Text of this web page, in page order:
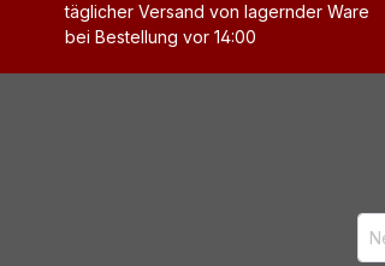
täglicher Versand von lagernder Ware
bei Bestellung vor 14:00